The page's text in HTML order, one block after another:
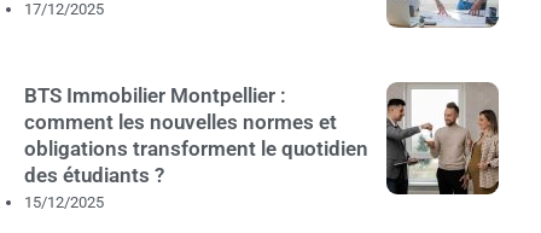
17/12/2025
BTS Immobilier Montpellier :
comment les nouvelles normes et
obligations transforment le quotidien
des étudiants ?
15/12/2025